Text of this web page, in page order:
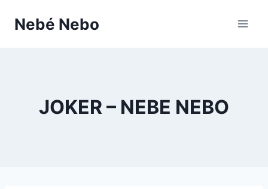
Nebé Nebo
JOKER – NEBE NEBO